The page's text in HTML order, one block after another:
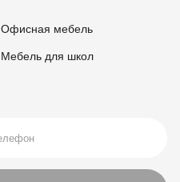
Офисная мебель
Мебель для школ